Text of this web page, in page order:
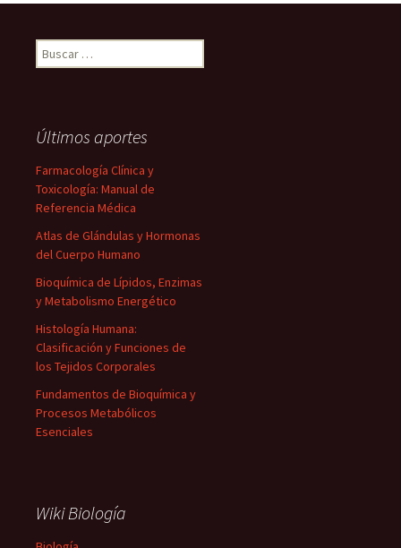
Buscar:
Últimos aportes
Farmacología Clínica y
Toxicología: Manual de
Referencia Médica
Atlas de Glándulas y Hormonas
del Cuerpo Humano
Bioquímica de Lípidos, Enzimas
y Metabolismo Energético
Histología Humana:
Clasificación y Funciones de
los Tejidos Corporales
Fundamentos de Bioquímica y
Procesos Metabólicos
Esenciales
Wiki Biología